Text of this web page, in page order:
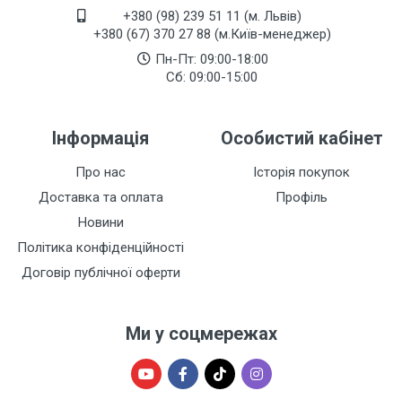
+380 (98) 239 51 11 (м. Львів)
+380 (67) 370 27 88 (м.Київ-менеджер)
Пн-Пт: 09:00-18:00
Сб: 09:00-15:00
Інформація
Про нас
Доставка та оплата
Новини
Політика конфіденційності
Договір публічної оферти
Особистий кабінет
Історія покупок
Профіль
Ми у соцмережах